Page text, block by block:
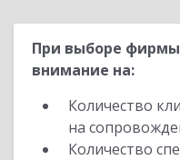
При выборе
внимание на:
Количество
на
Количество